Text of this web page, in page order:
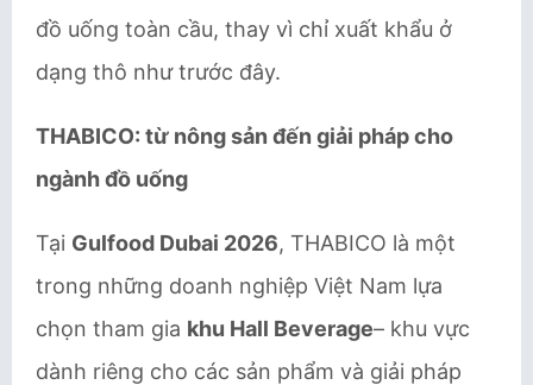
đồ uống toàn cầu, thay vì chỉ xuất khẩu ở
dạng thô như trước đây.
THABICO: từ nông sản đến giải pháp cho
ngành đồ uống
Tại Gulfood Dubai 2026, THABICO là một
trong những doanh nghiệp Việt Nam lựa
chọn tham gia khu Hall Beverage– khu vực
dành riêng cho các sản phẩm và giải pháp